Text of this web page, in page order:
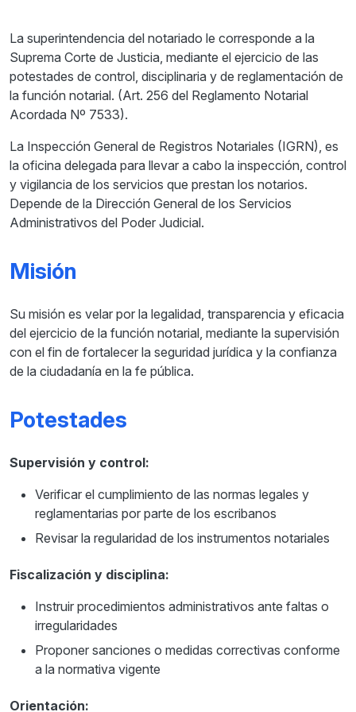
La superintendencia del notariado le corresponde a la
Suprema Corte de Justicia, mediante el ejercicio de las
potestades de control, disciplinaria y de reglamentación de
la función notarial. (Art. 256 del Reglamento Notarial
Acordada Nº 7533).
La Inspección General de Registros Notariales (IGRN), es
la oficina delegada para llevar a cabo la inspección, control
y vigilancia de los servicios que prestan los notarios.
Depende de la Dirección General de los Servicios
Administrativos del Poder Judicial.
Misión
Su misión es velar por la legalidad, transparencia y eficacia
del ejercicio de la función notarial, mediante la supervisión
con el fin de fortalecer la seguridad jurídica y la confianza
de la ciudadanía en la fe pública.
Potestades
Supervisión y control:
Verificar el cumplimiento de las normas legales y
reglamentarias por parte de los escribanos
Revisar la regularidad de los instrumentos notariales
Fiscalización y disciplina:
Instruir procedimientos administrativos ante faltas o
irregularidades
Proponer sanciones o medidas correctivas conforme
a la normativa vigente
Orientación: